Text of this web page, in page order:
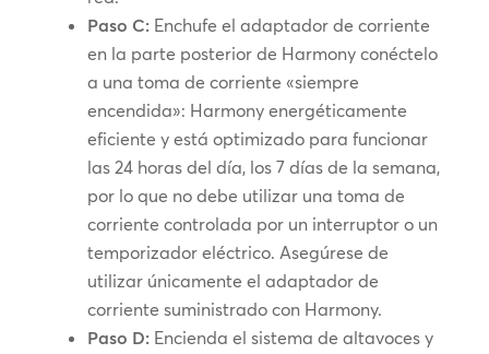
Paso C:Enchufe el adaptador de corriente
en la parte posterior de Harmony conéctelo
a una toma de corriente «siempre
encendida»: Harmony energéticamente
eficiente y está optimizado para funcionar
las 24 horas del día, los 7 días de la semana,
por lo que no debe utilizar una toma de
corriente controlada por un interruptor o un
temporizador eléctrico. Asegúrese de
utilizar únicamente el adaptador de
corriente suministrado con Harmony.
Paso D:Encienda el sistema de altavoces y